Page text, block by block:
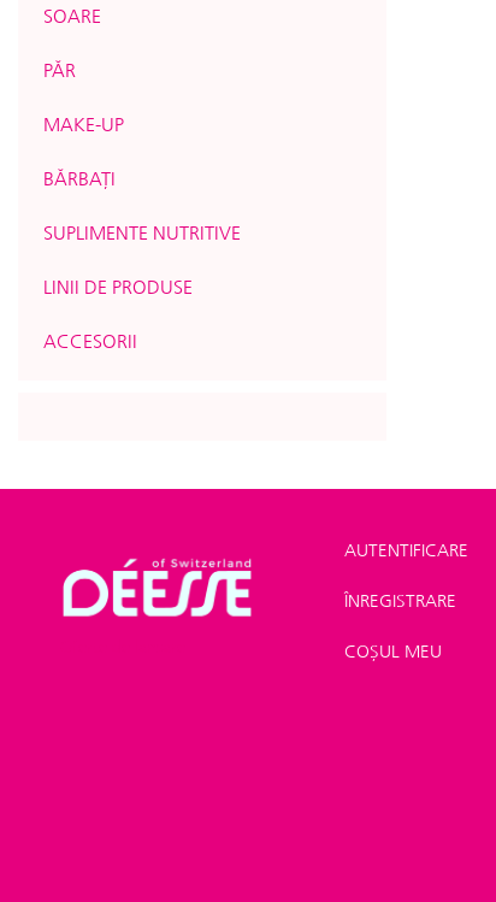
SOARE
PĂR
MAKE-UP
BĂRBAȚI
SUPLIMENTE NUTRITIVE
LINII DE PRODUSE
ACCESORII
Shop>Oferte>
AUTENTIFICARE
ÎNREGISTRARE
COȘUL MEU